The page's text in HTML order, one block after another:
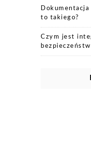
to takiego?
Czym jest